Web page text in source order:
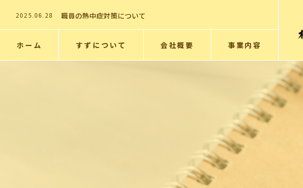
ホーム すずについて 会社概要 事業内容
2025.06.28 熱中症対策について
2025.06.28 支援サービスの案内
事務所移転のお知らせ